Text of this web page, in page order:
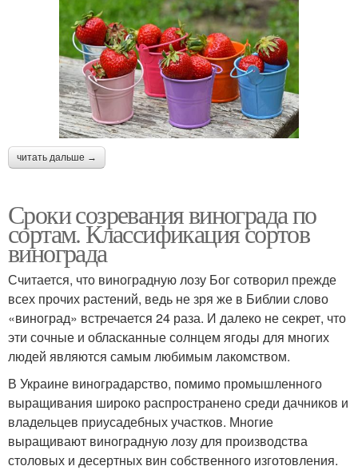
читать дальше →
Сроки созревания винограда по
сортам. Классификация сортов
винограда
Считается, что виноградную лозу Бог сотворил прежде
всех прочих растений, ведь не зря же в Библии слово
«виноград» встречается 24 раза. И далеко не секрет, что
эти сочные и обласканные солнцем ягоды для многих
людей являются самым любимым лакомством.
В Украине виноградарство, помимо промышленного
выращивания широко распространено среди дачников и
владельцев приусадебных участков. Многие
выращивают виноградную лозу для производства
столовых и десертных вин собственного изготовления.